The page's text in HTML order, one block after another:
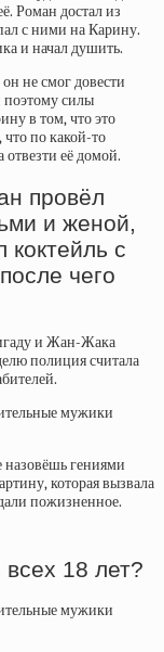
Роман достал из
с ними на Карину.
и начал душить.
не смог довести
поэтому силы
в том, что это
по какой-то
её домой.
провёл
и женой,
коктейль с
чего
и Жан-Жака
полиция считала
гениями
которая вызвала
пожизненное.
18 лет?